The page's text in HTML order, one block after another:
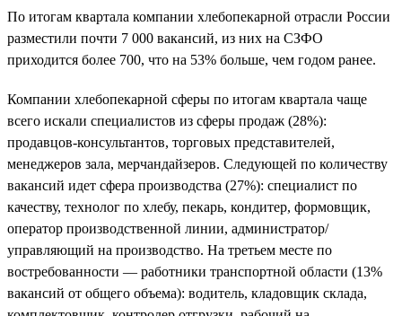
По итогам квартала компании хлебопекарной отрасли России
разместили почти 7 000 вакансий, из них на СЗФО
приходится более 700, что на 53% больше, чем годом ранее.
Компании хлебопекарной сферы по итогам квартала чаще
всего искали специалистов из сферы продаж (28%):
продавцов-консультантов, торговых представителей,
менеджеров зала, мерчандайзеров. Следующей по количеству
вакансий идет сфера производства (27%): специалист по
качеству, технолог по хлебу, пекарь, кондитер, формовщик,
оператор производственной линии, администратор/
управляющий на производство. На третьем месте по
востребованности — работники транспортной области (13%
вакансий от общего объема): водитель, кладовщик склада,